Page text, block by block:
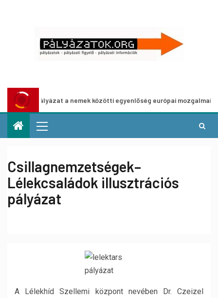
Pályázat a nemek közötti egyenlőség európai mozgalmainak
Csillagnemzetségek–
Lélekcsaládok illusztrációs
pályázat
A Lélekhíd Szellemi központ nevében Dr. Czeizel